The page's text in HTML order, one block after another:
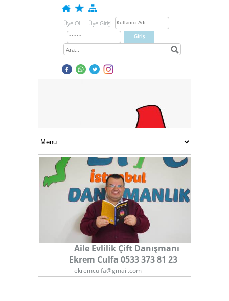
Üye Ol Üye Girişi
Aile Evlilik Çift Danışmanı
Ekrem Culfa 0533 373 81 23
ekremculfa@gmail.com